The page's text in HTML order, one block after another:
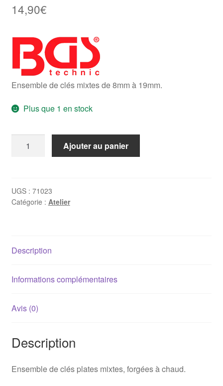
14,90€
Ensemble de clés mixtes de 8mm à 19mm.
Plus que 1 en stock
clés
mixtes
Ajouter au panier
UGS : 71023
Catégorie : Atelier
Description
Informations complémentaires
Avis (0)
Description
Ensemble de clés plates mixtes, forgées à chaud.